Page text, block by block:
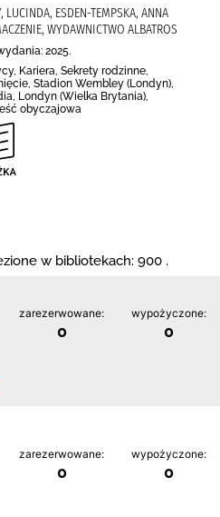
LUCINDA, ESDEN-TEMPSKA, ANNA
WYDAWNICTWO ALBATROS
2025.
Kariera, Sekrety rodzinne,
Stadion Wembley (Londyn),
Londyn (Wielka Brytania),
obyczajowa
w bibliotekach: 900 .
zarezerwowane:
0
wypożyczone:
0
zarezerwowane:
0
wypożyczone:
0